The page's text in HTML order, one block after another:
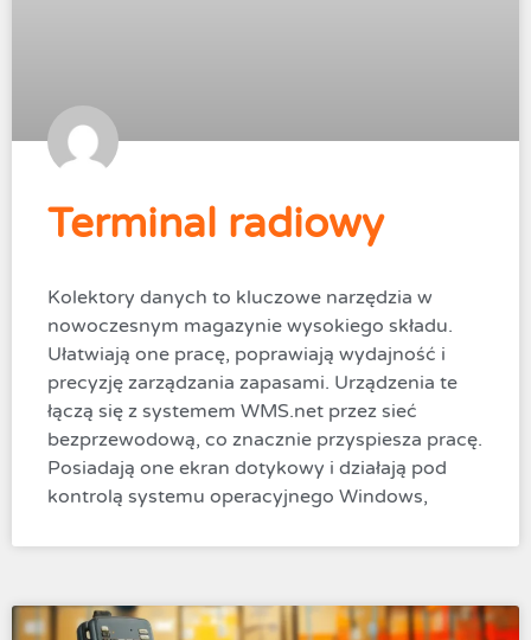
Terminal radiowy
Kolektory danych to kluczowe narzędzia w
nowoczesnym magazynie wysokiego składu.
Ułatwiają one pracę, poprawiają wydajność i
precyzję zarządzania zapasami. Urządzenia te
łączą się z systemem WMS.net przez sieć
bezprzewodową, co znacznie przyspiesza pracę.
Posiadają one ekran dotykowy i działają pod
kontrolą systemu operacyjnego Windows,